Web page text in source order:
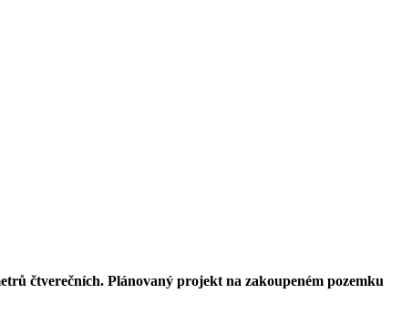
čtverečních. Plánovaný projekt na zakoupeném pozemku